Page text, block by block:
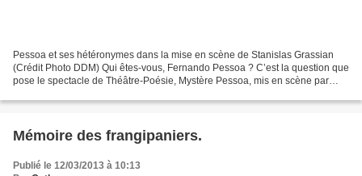
Pessoa et ses hétéronymes dans la mise en scène de Stanislas Grassian
(Crédit Photo DDM) Qui êtes-vous, Fernando Pessoa ? C’est la question que
pose le spectacle de Théâtre-Poésie, Mystère Pessoa, mis en scène par
Mémoire des frangipaniers.
Publié le 12/03/2013 à 10:13